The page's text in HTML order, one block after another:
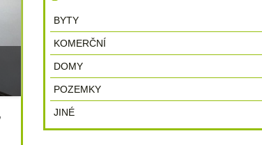
PRODEJ BYTU 3+1 66 M², PRAHA - TROJA, PRAHA
Nabízíme byt v klidné části lokality Troja v 1. patře cihlového
BYTY
KOMERČNÍ
DOMY
POZEMKY
JINÉ